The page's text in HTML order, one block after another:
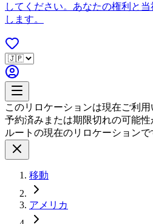
してください。あなたの権利と
します。
このリロケーションは現在ご利
予約済みまたは期限切れの可能
ルートの現在のリロケーションで
移動
アメリカ